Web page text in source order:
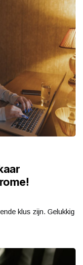
klus zijn. Gelukkig